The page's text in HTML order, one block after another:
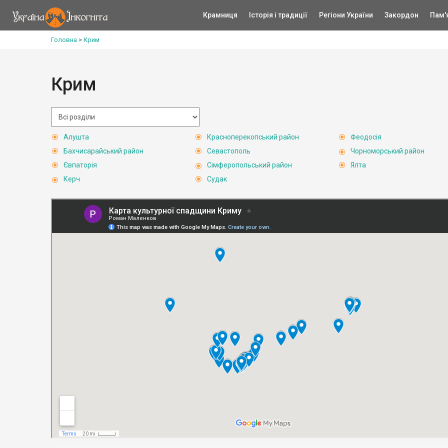
Крамниця Історія і традиції Регіони України Закордон
Головна > Крим
Крим
Алушта
Бахчисарайський район
Євпаторія
Керч
Красноперекопський район
Севастополь
Сімферопольський район
Судак
Феодосія
Чорноморський район
Ялта